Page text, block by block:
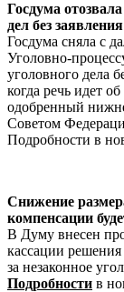
Госдума
дел без
Госдума сняла с
Уголовно-
уголовного дела
когда речь идет
одобренный
Советом
Подробности в
Снижение
компенсации
В Думу внесен
кассации
за незаконное
Подробности в